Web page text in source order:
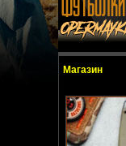
Магазин